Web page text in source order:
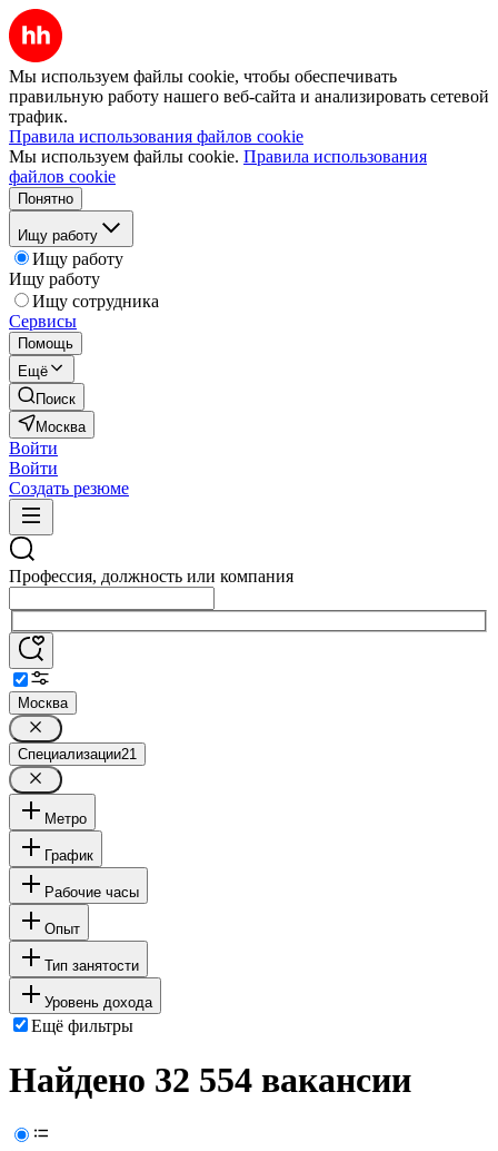
Мы используем файлы cookie, чтобы обеспечивать
правильную работу нашего веб-сайта и анализировать сетевой
трафик.
Правила использования файлов cookie
Мы используем файлы cookie. Правила использования
файлов cookie
Понятно
Ищу работу
Ищу работу
Ищу работу
Ищу сотрудника
Сервисы
Помощь
Ещё
Поиск
Москва
Войти
Войти
Создать резюме
Профессия, должность или компания
Москва
Специализации21
Метро
График
Рабочие часы
Опыт
Тип занятости
Уровень дохода
Ещё фильтры
Найдено 32 554 вакансии